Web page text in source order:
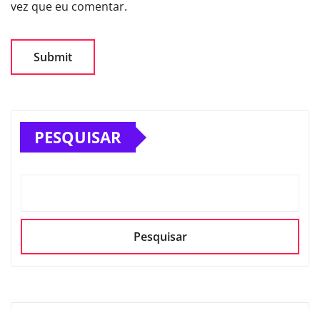
vez que eu comentar.
PESQUISAR
Pesquisar